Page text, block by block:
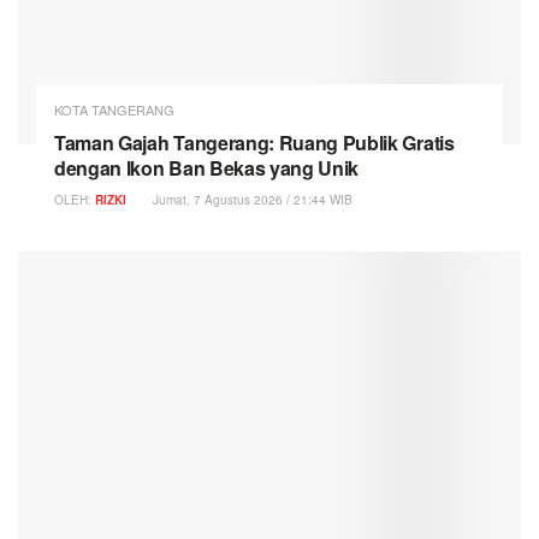
KOTA TANGERANG
Taman Gajah Tangerang: Ruang Publik Gratis
dengan Ikon Ban Bekas yang Unik
OLEH: RIZKI Jumat, 7 Agustus 2026 / 21:44 WIB